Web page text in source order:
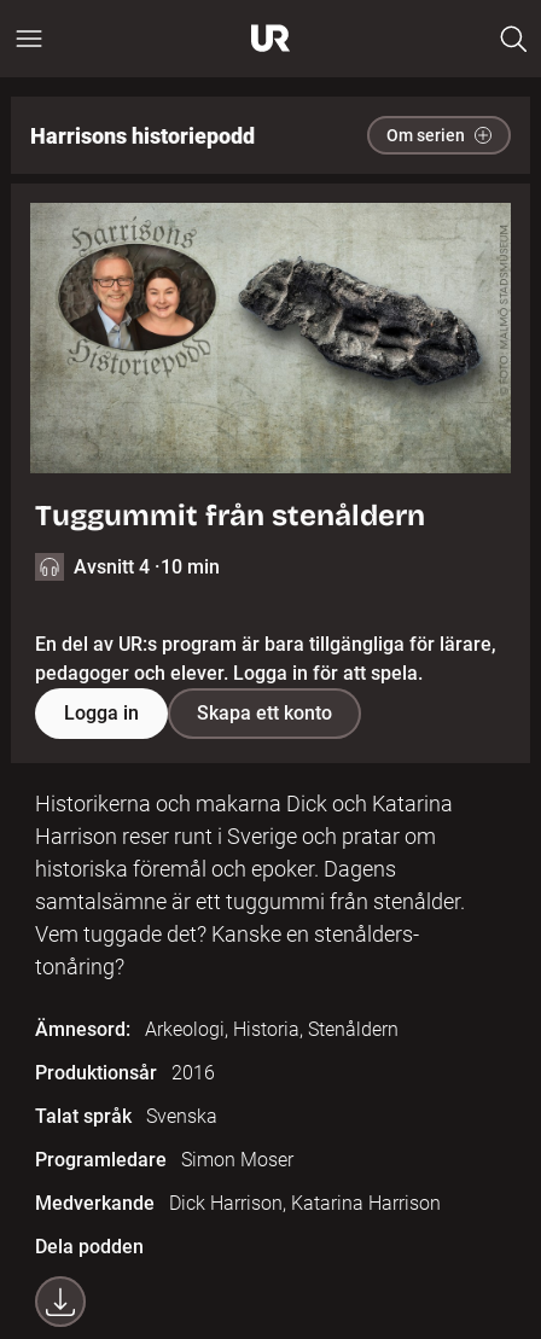
Harrisons historiepodd Om serien
Tuggummit från stenåldern
Avsnitt 4 ·10 min
En del av UR:s program är bara tillgängliga för lärare,
pedagoger och elever. Logga in för att spela.
Logga in
Skapa ett konto
Historikerna och makarna Dick och Katarina
Harrison reser runt i Sverige och pratar om
historiska föremål och epoker. Dagens
samtalsämne är ett tuggummi från stenålder.
Vem tuggade det? Kanske en stenålders-
tonåring?
Ämnesord:
Arkeologi, Historia, Stenåldern
Produktionsår
2016
Talat språk
Svenska
Programledare
Simon Moser
Medverkande
Dick Harrison, Katarina Harrison
Dela podden